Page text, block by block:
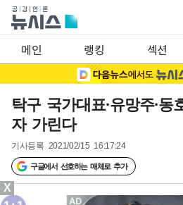
메인 랭킹 섹션
탁구 국가대표·유망주·
자 가린다
기사등록 2021/02/15 16:17:24
구글에서 선호하는 매체로 추가
X